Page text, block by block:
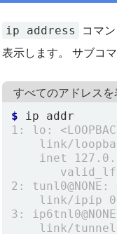
ip address
コマ
表示します。 サブコ
すべてのアドレスを
$